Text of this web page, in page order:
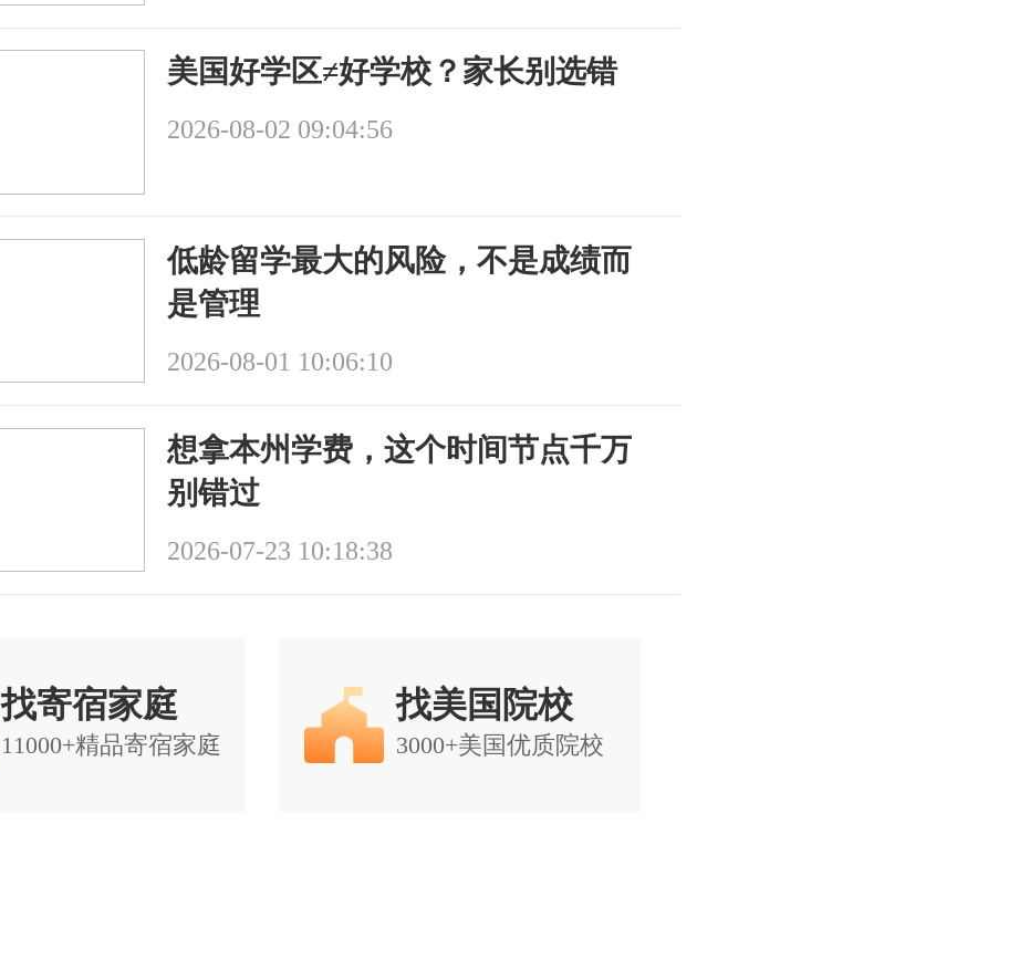
美国好学区≠好学校？家长别选错
2026-08-02 09:04:56
低龄留学最大的风险，不是成绩而
是管理
2026-08-01 10:06:10
想拿本州学费，这个时间节点千万
别错过
2026-07-23 10:18:38
找寄宿家庭
11000+精品寄宿家庭
找美国院校
3000+美国优质院校